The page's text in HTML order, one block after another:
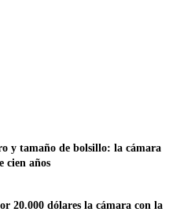
y tamaño de bolsillo: la cámara
cien años
20.000 dólares la cámara con la